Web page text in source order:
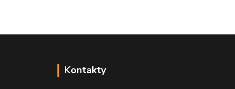
Kontakty